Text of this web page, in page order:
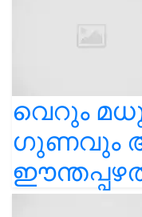
വെറും
ഗുണവും